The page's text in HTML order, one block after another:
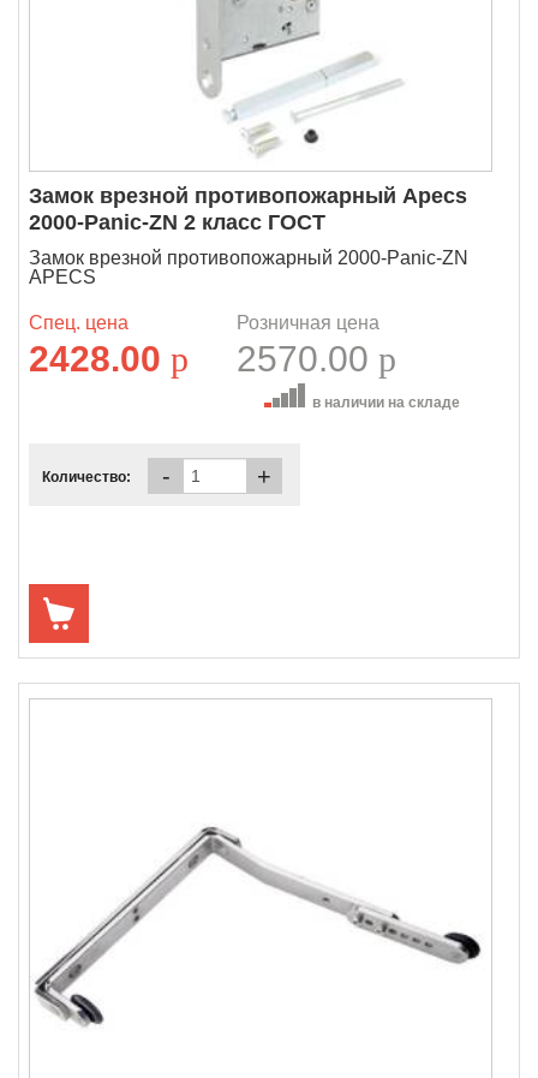
Замок врезной противопожарный Apecs
2000-Panic-ZN 2 класс ГОСТ
Замок врезной противопожарный 2000-Panic-ZN
APECS
Спец. цена
2428.00 p
Розничная цена
2570.00 p
в наличии на складе
Количество: - +